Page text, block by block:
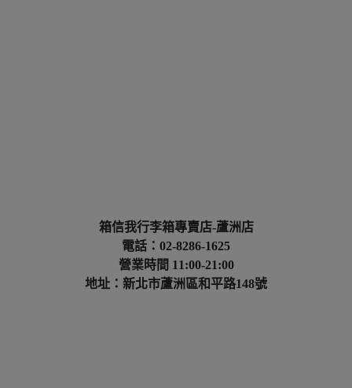
箱信我行李箱專賣店-蘆洲店
電話：02-8286-1625
營業時間 11:00-21:00
地址：新北市蘆洲區和平路148號